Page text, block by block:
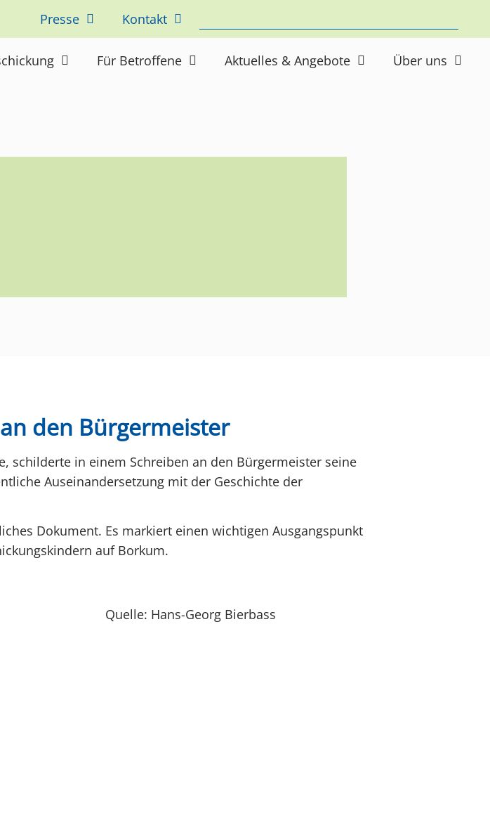
Presse Kontakt
Für Betroffene Aktuelles & Angebote Über uns
den Bürgermeister
schilderte in einem Schreiben an den Bürgermeister seine
Auseinandersetzung mit der Geschichte der
Dokument. Es markiert einen wichtigen Ausgangspunkt
auf Borkum.
Quelle: Hans-Georg Bierbass